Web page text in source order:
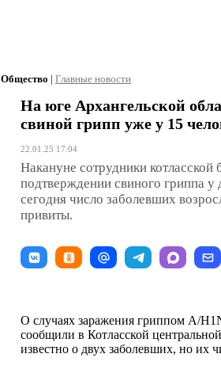
Общество | Главные новости
На юге Архангельской
свиной грипп уже у 15
22.01.25 17:04
Накануне сотрудники
подтверждении свиного гриппа
сегодня число заболевших
привиты.
О случаях заражения гриппом А/
сообщили в Котласской
известно о двух заболевших, но их